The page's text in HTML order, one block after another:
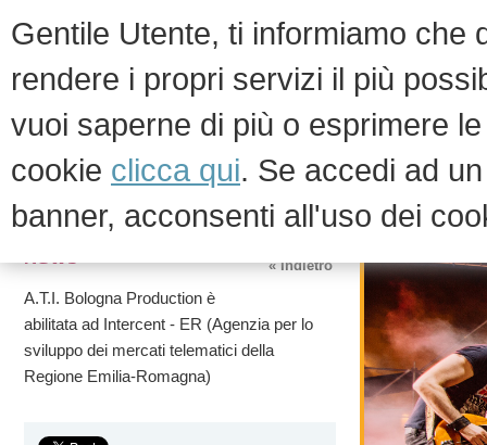
Gentile Utente, ti informiamo che
rendere i propri servizi il più
vuoi saperne di più o esprimere
cookie clicca qui. Se accedi ad
banner, acconsenti all'uso dei
News ed eventi
« Indietro
A.T.I. Bologna Production è
abilitata ad Intercent - ER (Agenzia per lo
sviluppo dei mercati telematici della
Regione Emilia-Romagna)